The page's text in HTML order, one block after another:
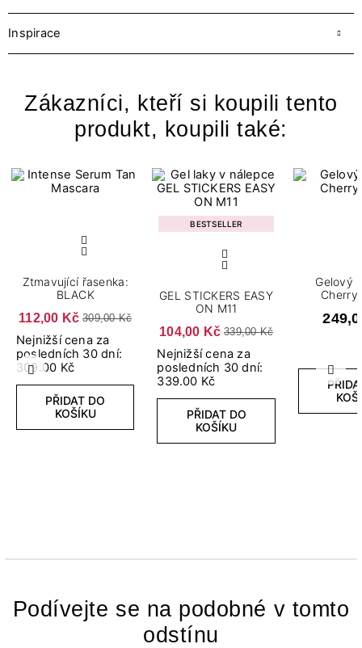
Inspirace
Zákazníci, kteří si koupili tento
produkt, koupili také:
Předchozí Další
Ztmavující řasenka:
BLACK
112,00 Kč 309,00 Kč
Nejnižší cena za
posledních 30 dní:
309.00 Kč
PŘIDAT DO
KOŠÍKU
BESTSELLER
GEL STICKERS EASY
ON M11
104,00 Kč 339,00 Kč
Nejnižší cena za
posledních 30 dní:
339.00 Kč
PŘIDAT DO
KOŠÍKU
Gelový lak
Cherry
Podívejte se na podobné v tomto
odstínu